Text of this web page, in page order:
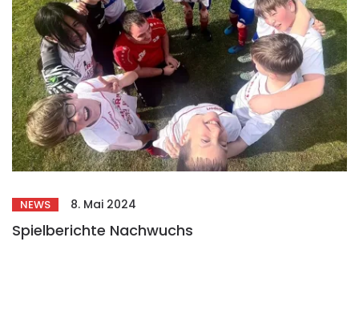
NEWS 8. Mai 2024
Spielberichte Nachwuchs